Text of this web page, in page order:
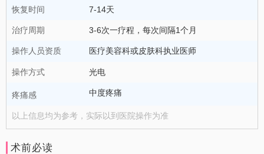
恢复时间 7-14天
治疗周期 3-6次一疗程，每次间隔1个月
操作人员资质 医疗美容科或皮肤科执业医师
操作方式 光电
疼痛感 中度疼痛
以上信息均为参考，实际以到医院操作为准
术前必读